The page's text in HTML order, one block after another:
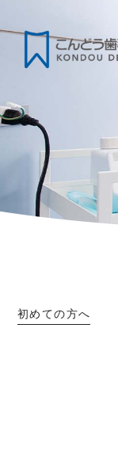
初めての方へ